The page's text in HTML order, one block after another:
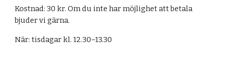
Kostnad: 30 kr. Om du inte har möjlighet att betala
bjuder vi gärna.
När: tisdagar kl. 12.30–13.30